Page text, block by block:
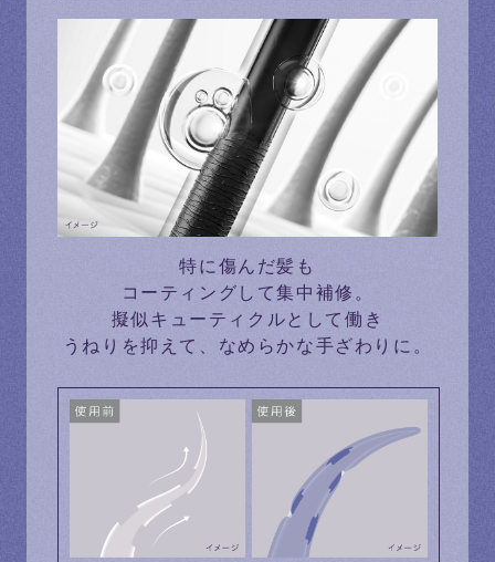
特に傷んだ髪も
コーティングして集中補修。
擬似キューティクルとして働き
うねりを抑えて、なめらかな手ざわりに。